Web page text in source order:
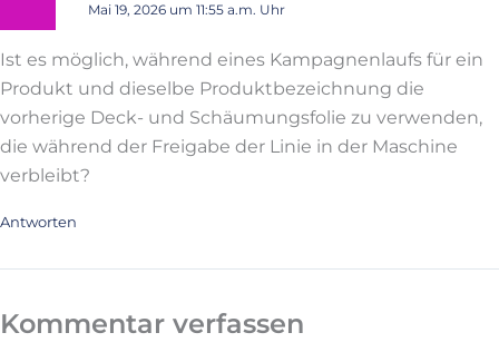
Mai 19, 2026 um 11:55 a.m. Uhr
Ist es möglich, während eines Kampagnenlaufs für ein
Produkt und dieselbe Produktbezeichnung die
vorherige Deck- und Schäumungsfolie zu verwenden,
die während der Freigabe der Linie in der Maschine
verbleibt?
Antworten
Kommentar verfassen